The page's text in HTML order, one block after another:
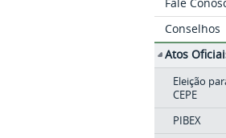
Conselhos
Atos
Eleição
CEPE
PIBEX